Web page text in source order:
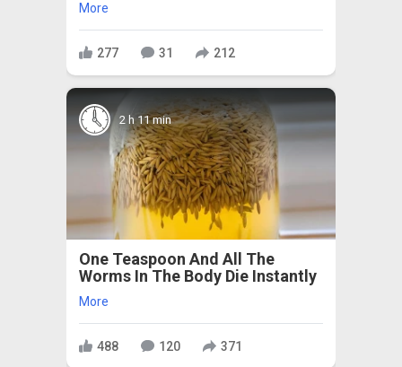
More
277 31 212
2 h 11 min
One Teaspoon And All The
Worms In The Body Die Instantly
More
488 120 371